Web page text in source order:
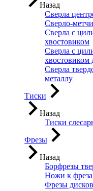
Назад
Сверла
Сверло-
Сверла с
хвостовиком
Сверла с
хвостовиком
Сверла
металлу
Тиски
Назад
Тиски
Фрезы
Назад
Борфрезы
Ножи к
Фрезы